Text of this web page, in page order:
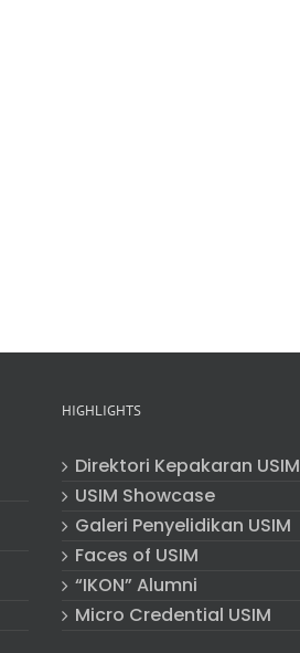
HIGHLIGHTS
Direktori Kepakaran USIM
USIM Showcase
Galeri Penyelidikan USIM
Faces of USIM
“IKON” Alumni
Micro Credential USIM